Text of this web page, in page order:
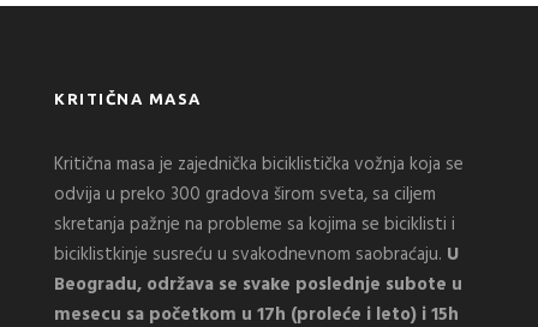
KRITIČNA MASA
Kritična masa je zajednička biciklistička vožnja koja se
odvija u preko 300 gradova širom sveta, sa ciljem
skretanja pažnje na probleme sa kojima se biciklisti i
biciklistkinje susreću u svakodnevnom saobraćaju. U
Beogradu, održava se svake poslednje subote u
mesecu sa početkom u 17h (proleće i leto) i 15h